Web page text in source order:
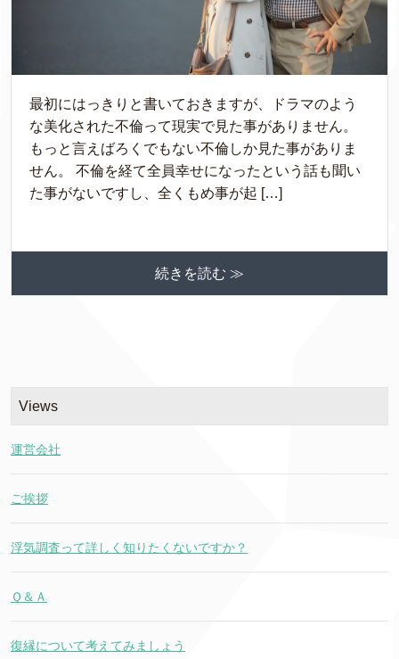
最初にはっきりと書いておきますが、ドラマのよう
な美化された不倫って現実で見た事がありません。
もっと言えばろくでもない不倫しか見た事がありま
せん。 不倫を経て全員幸せになったという話も聞い
た事がないですし、全くもめ事が起 […]
続きを読む ≫
Views
運営会社
ご挨拶
浮気調査って詳しく知りたくないですか？
Ｑ＆Ａ
復縁について考えてみましょう